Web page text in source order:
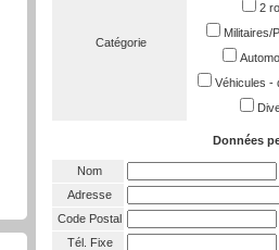
Catégorie
2
Militaires/
Véhicules -
Données
Nom
Adresse
Code Postal
Tél. Fixe